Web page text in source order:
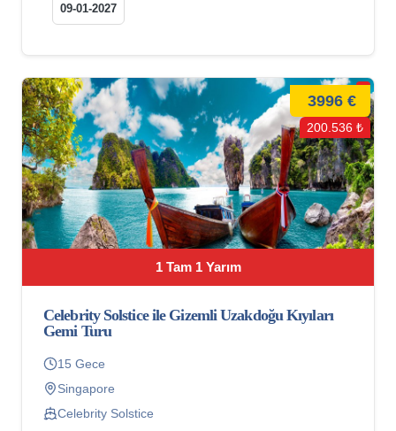
09-01-2027
1 Tam 1 Yarım
3996 €
200.536 ₺
Celebrity Solstice ile Gizemli Uzakdoğu Kıyıları
Gemi Turu
15 Gece
Singapore
Celebrity Solstice